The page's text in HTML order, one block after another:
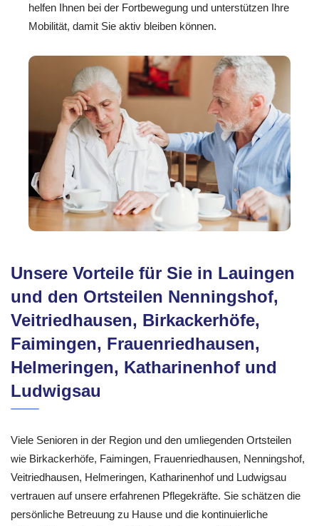
helfen Ihnen bei der Fortbewegung und unterstützen Ihre
Mobilität, damit Sie aktiv bleiben können.
Unsere Vorteile für Sie in Lauingen
und den Ortsteilen Nenningshof,
Veitriedhausen, Birkackerhöfe,
Faimingen, Frauenriedhausen,
Helmeringen, Katharinenhof und
Ludwigsau
Viele Senioren in der Region und den umliegenden Ortsteilen
wie Birkackerhöfe, Faimingen, Frauenriedhausen, Nenningshof,
Veitriedhausen, Helmeringen, Katharinenhof und Ludwigsau
vertrauen auf unsere erfahrenen Pflegekräfte. Sie schätzen die
persönliche Betreuung zu Hause und die kontinuierliche